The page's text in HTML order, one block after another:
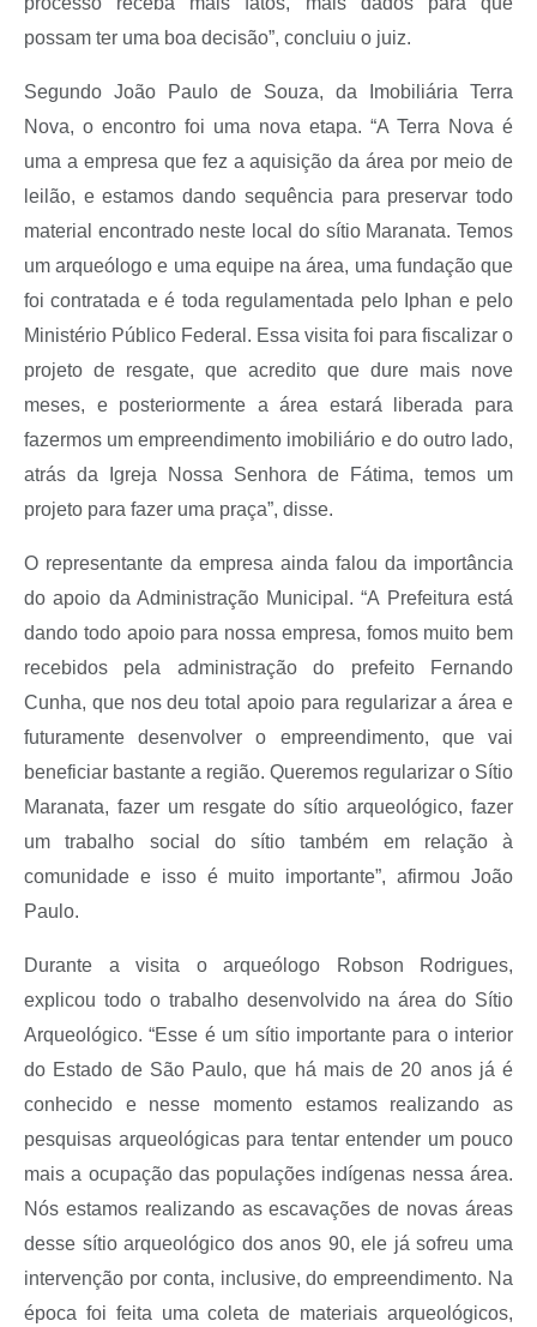
possam ter uma boa decisão”, concluiu o juiz.
Segundo João Paulo de Souza, da Imobiliária Terra
Nova, o encontro foi uma nova etapa. “A Terra Nova é
uma a empresa que fez a aquisição da área por meio de
leilão, e estamos dando sequência para preservar todo
material encontrado neste local do sítio Maranata. Temos
um arqueólogo e uma equipe na área, uma fundação que
foi contratada e é toda regulamentada pelo Iphan e pelo
Ministério Público Federal. Essa visita foi para fiscalizar o
projeto de resgate, que acredito que dure mais nove
meses, e posteriormente a área estará liberada para
fazermos um empreendimento imobiliário e do outro lado,
atrás da Igreja Nossa Senhora de Fátima, temos um
projeto para fazer uma praça”, disse.
O representante da empresa ainda falou da importância
do apoio da Administração Municipal. “A Prefeitura está
dando todo apoio para nossa empresa, fomos muito bem
recebidos pela administração do prefeito Fernando
Cunha, que nos deu total apoio para regularizar a área e
futuramente desenvolver o empreendimento, que vai
beneficiar bastante a região. Queremos regularizar o Sítio
Maranata, fazer um resgate do sítio arqueológico, fazer
um trabalho social do sítio também em relação à
comunidade e isso é muito importante”, afirmou João
Paulo.
Durante a visita o arqueólogo Robson Rodrigues,
explicou todo o trabalho desenvolvido na área do Sítio
Arqueológico. “Esse é um sítio importante para o interior
do Estado de São Paulo, que há mais de 20 anos já é
conhecido e nesse momento estamos realizando as
pesquisas arqueológicas para tentar entender um pouco
mais a ocupação das populações indígenas nessa área.
Nós estamos realizando as escavações de novas áreas
desse sítio arqueológico dos anos 90, ele já sofreu uma
intervenção por conta, inclusive, do empreendimento. Na
época foi feita uma coleta de materiais arqueológicos,